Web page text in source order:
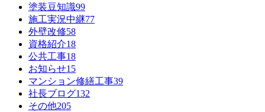
塗装豆知識99
施工実況中継77
外壁改修58
資格紹介18
公共工事18
お知らせ15
マンション修繕工事39
社長ブログ132
その他205